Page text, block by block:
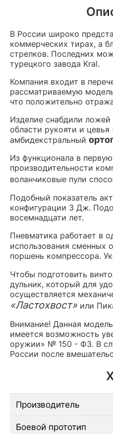
В России широко
коммерческих тирах, а
стрелков. Последних
турецкого завода Kral.
Компания входит в
рассматриваемую
что положительно
Изделие снабдили ложей
области рукояти и
амбидекстральный
Из функционала в
производительности
воланчиковые пули
Подобный показатель
конфигурации 3 Дж.
восемнадцати лет.
Пневматика работает в
использования сменных
поршень компрессора.
Чтобы подготовить
дульник, который для
осуществляется
«Ластохвост» или
Внимание! Данная
имеется возможность
оружии» № 150 - ФЗ. В
России после
Производитель
Боевой прототип